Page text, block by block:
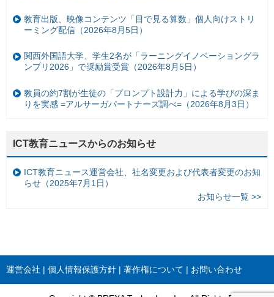
教育出版、映像コンテンツ「目で見る算数」個人向けストリ
ーミング配信（2026年8月5日）
関西外国語大学、学生2名が「ラーニングイノベーショングラ
ンプリ2026」で奨励賞受賞（2026年8月5日）
教員の約7割が生徒の「プロンプト設計力」による学びの深ま
りを実感 =アルサーガパートナーズ調べ=（2026年8月3日）
ICT教育ニュースからのお知らせ
ICT教育ニュース運営会社、社名変更および代表者変更のお知
らせ（2025年7月1日）
お知らせ一覧 >>
運営会社 個人情報保護方針 著作権について お問い合わせ